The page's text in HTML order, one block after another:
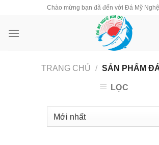
content
Chào mừng bạn đã đến với Đá Mỹ
TRANG CHỦ / SẢN PHẨM
LỌC